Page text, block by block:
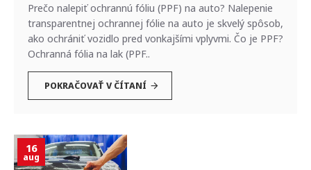
Prečo nalepiť ochrannú fóliu (PPF) na auto? Nalepenie
transparentnej ochrannej fólie na auto je skvelý spôsob,
ako ochrániť vozidlo pred vonkajšími vplyvmi. Čo je PPF?
Ochranná fólia na lak (PPF..
POKRAČOVAŤ V ČÍTANÍ
16
aug